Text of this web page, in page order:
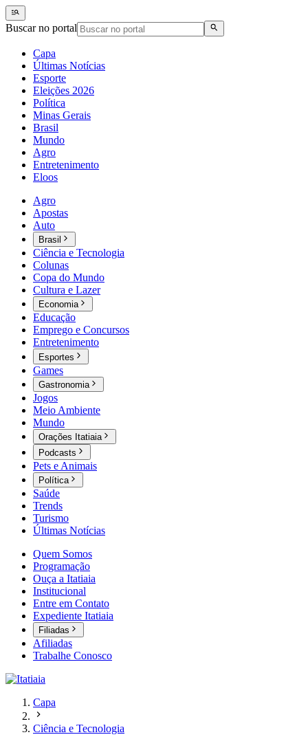
Buscar no portal
Capa
Últimas Notícias
Esporte
Eleições 2026
Política
Minas Gerais
Brasil
Mundo
Agro
Entretenimento
Eloos
Agro
Apostas
Auto
Brasil
Ciência e Tecnologia
Colunas
Copa do Mundo
Cultura e Lazer
Economia
Educação
Emprego e Concursos
Entretenimento
Esportes
Games
Gastronomia
Jogos
Meio Ambiente
Mundo
Orações Itatiaia
Podcasts
Pets e Animais
Política
Saúde
Trends
Turismo
Últimas Notícias
Quem Somos
Programação
Ouça a Itatiaia
Institucional
Entre em Contato
Expediente Itatiaia
Filiadas
Afiliadas
Trabalhe Conosco
Capa
Ciência e Tecnologia